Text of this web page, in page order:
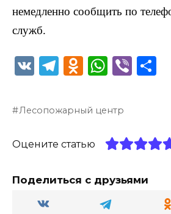
немедленно сообщить по
служб.
V
T
e
ra
O
n
kl
ss
ni
W
a
A
p
Vi
а
т
Лесопожарный центр
Оцените статью
Поделиться с друзьями